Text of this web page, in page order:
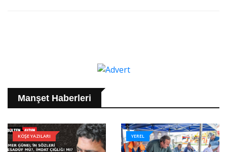
Manşet Haberleri
KÖŞE YAZILARI YEREL